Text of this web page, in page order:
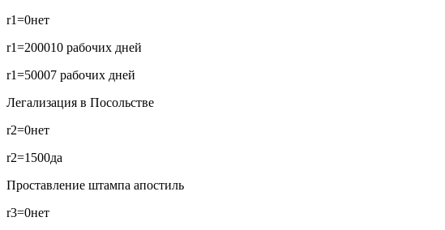
r1=0нет
r1=200010 рабочих дней
r1=50007 рабочих дней
Легализация в Посольстве
r2=0нет
r2=1500да
Проставление штампа апостиль
r3=0нет